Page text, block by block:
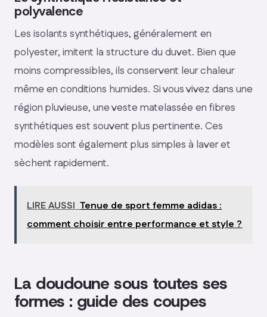
polyvalence
Les isolants synthétiques, généralement en
polyester, imitent la structure du duvet. Bien que
moins compressibles, ils conservent leur chaleur
même en conditions humides. Si vous vivez dans une
région pluvieuse, une veste matelassée en fibres
synthétiques est souvent plus pertinente. Ces
modèles sont également plus simples à laver et
sèchent rapidement.
LIRE AUSSI Tenue de sport femme adidas :
comment choisir entre performance et style ?
La doudoune sous toutes ses
formes : guide des coupes